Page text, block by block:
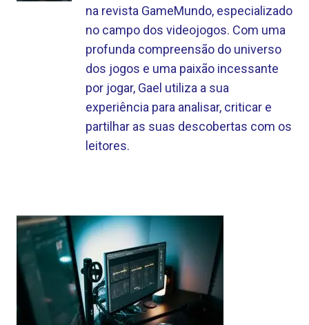
na revista GameMundo, especializado
no campo dos videojogos. Com uma
profunda compreensão do universo
dos jogos e uma paixão incessante
por jogar, Gael utiliza a sua
experiência para analisar, criticar e
partilhar as suas descobertas com os
leitores.